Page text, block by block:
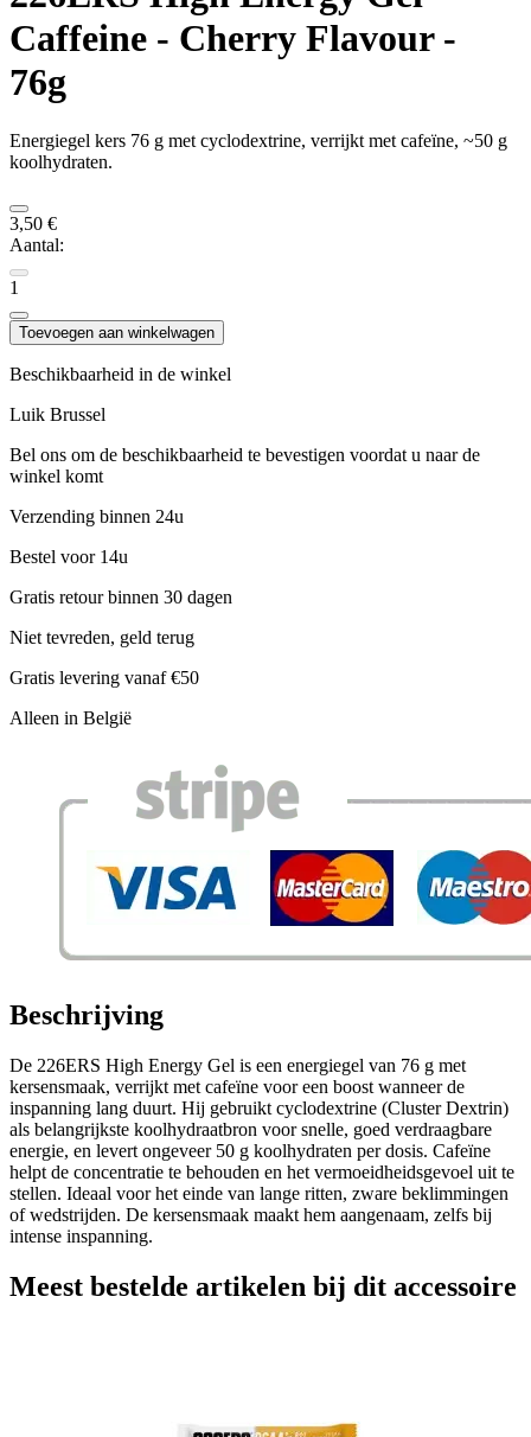
Caffeine - Cherry Flavour -
76g
Energiegel kers 76 g met cyclodextrine, verrijkt met cafeïne, ~50 g
koolhydraten.
3,50 €
Aantal:
1
Toevoegen aan winkelwagen
Beschikbaarheid in de winkel
Luik Brussel
Bel ons om de beschikbaarheid te bevestigen voordat u naar de
winkel komt
Verzending binnen 24u
Bestel voor 14u
Gratis retour binnen 30 dagen
Niet tevreden, geld terug
Gratis levering vanaf €50
Alleen in België
Beschrijving
De 226ERS High Energy Gel is een energiegel van 76 g met
kersensmaak, verrijkt met cafeïne voor een boost wanneer de
inspanning lang duurt. Hij gebruikt cyclodextrine (Cluster Dextrin)
als belangrijkste koolhydraatbron voor snelle, goed verdraagbare
energie, en levert ongeveer 50 g koolhydraten per dosis. Cafeïne
helpt de concentratie te behouden en het vermoeidheidsgevoel uit te
stellen. Ideaal voor het einde van lange ritten, zware beklimmingen
of wedstrijden. De kersensmaak maakt hem aangenaam, zelfs bij
intense inspanning.
Meest bestelde artikelen bij dit accessoire